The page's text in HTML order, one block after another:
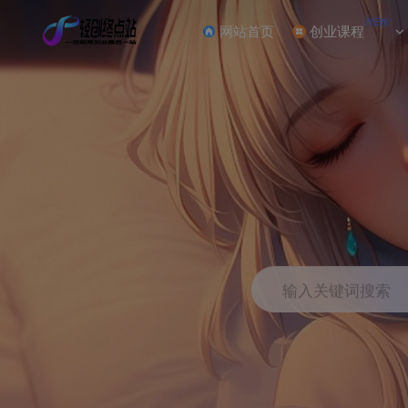
网站首页 创业课程 NEW
输入关键词搜索